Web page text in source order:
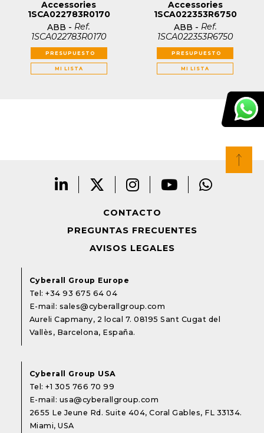
Accessories
1SCA022783R0170
ABB - Ref.
1SCA022783R0170
PRESUPUESTO
MI LISTA
Accessories
1SCA022353R6750
ABB - Ref.
1SCA022353R6750
PRESUPUESTO
MI LISTA
CONTACTO
PREGUNTAS FRECUENTES
AVISOS LEGALES
Cyberall Group Europe
Tel:+34 93 675 64 04
E-mail: sales@cyberallgroup.com
Aureli Capmany, 2 local 7. 08195 Sant Cugat del
Vallès, Barcelona, España.
Cyberall Group USA
Tel:+1 305 766 70 99
E-mail: usa@cyberallgroup.com
2655 Le Jeune Rd. Suite 404, Coral Gables, FL 33134.
Miami, USA